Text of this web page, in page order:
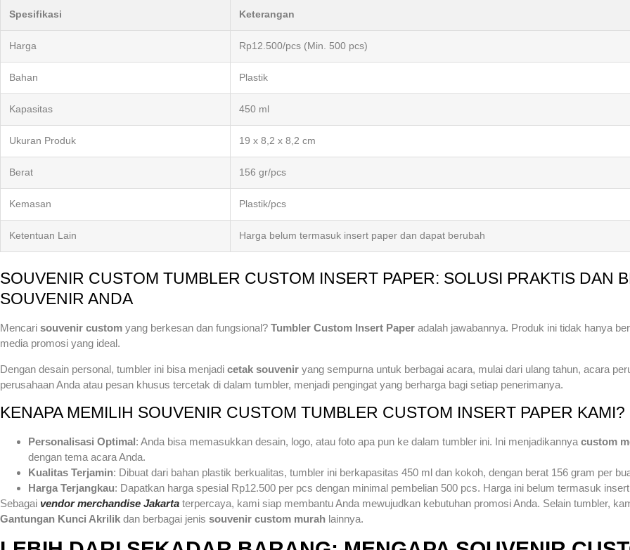
Spesifikasi Keterangan
Harga Rp12.500/pcs (Min. 500 pcs)
Bahan Plastik
Kapasitas 450 ml
Ukuran Produk 19 x 8,2 x 8,2 cm
Berat 156 gr/pcs
Kemasan Plastik/pcs
Ketentuan Lain Harga belum termasuk insert paper dan dapat berubah
SOUVENIR CUSTOM TUMBLER CUSTOM INSERT PAPER: SOLUSI PRAKTIS DAN
SOUVENIR ANDA
Mencari souvenir custom yang berkesan dan fungsional? Tumbler Custom Insert Paper adalah jawabannya. Produk ini tidak hanya
media promosi yang ideal.
Dengan desain personal, tumbler ini bisa menjadi cetak souvenir yang sempurna untuk berbagai acara, mulai dari ulang tahun, acara
perusahaan Anda atau pesan khusus tercetak di dalam tumbler, menjadi pengingat yang berharga bagi setiap penerimanya.
KENAPA MEMILIH SOUVENIR CUSTOM TUMBLER CUSTOM INSERT PAPER KAMI?
Personalisasi Optimal: Anda bisa memasukkan desain, logo, atau foto apa pun ke dalam tumbler ini. Ini menjadikannya custom
dengan tema acara Anda.
Kualitas Terjamin: Dibuat dari bahan plastik berkualitas, tumbler ini berkapasitas 450 ml dan kokoh, dengan berat 156 gram per
Harga Terjangkau: Dapatkan harga spesial Rp12.500 per pcs dengan minimal pembelian 500 pcs. Harga ini belum termasuk
Sebagai vendor merchandise Jakarta terpercaya, kami siap membantu Anda mewujudkan kebutuhan promosi Anda. Selain tumbler,
Gantungan Kunci Akrilik dan berbagai jenis souvenir custom murah lainnya.